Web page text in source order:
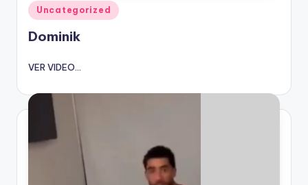
Publicado
en
Uncategorized
Dominik
VER VIDEO...